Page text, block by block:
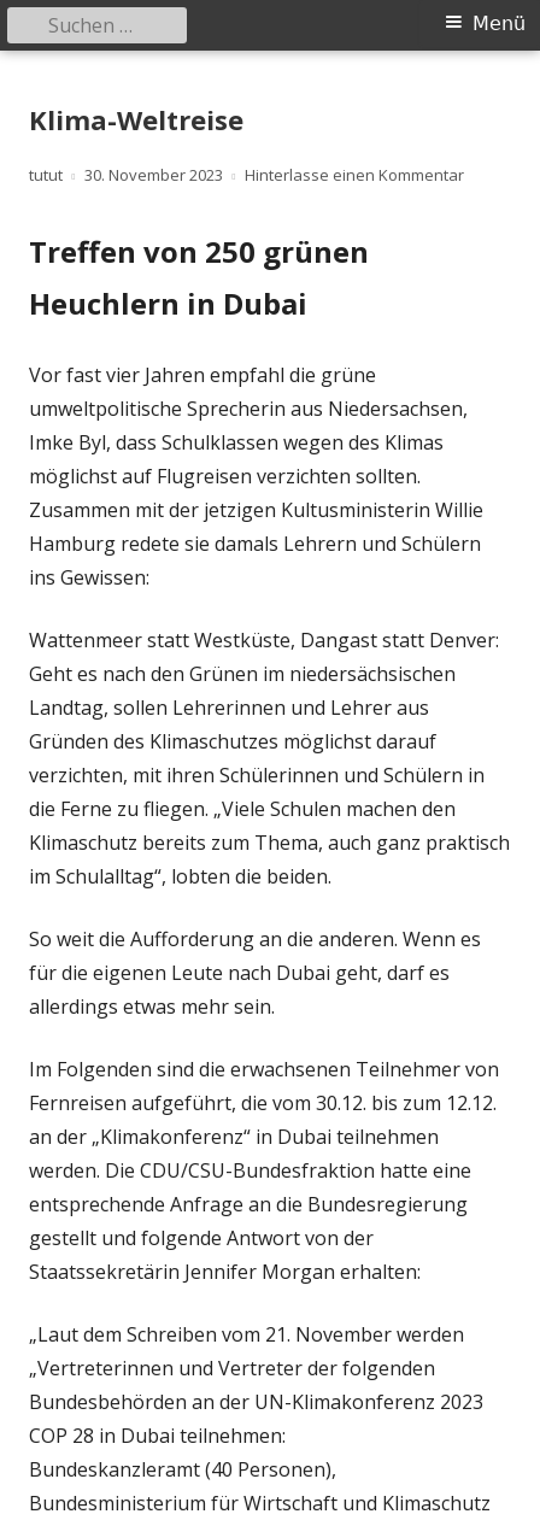
zum
Primäres
Menü
Suchen
nach:
Klima-Weltreise
Autor
tutut
Veröffentlicht
30. November 2023 Hinterlasse einen Kommentarzu Klima-
Treffen von 250 grünen
Heuchlern in Dubai
Vor fast vier Jahren empfahl die grüne
umweltpolitische Sprecherin aus Niedersachsen,
Imke Byl, dass Schulklassen wegen des Klimas
möglichst auf Flugreisen verzichten sollten.
Zusammen mit der jetzigen Kultusministerin Willie
Hamburg redete sie damals Lehrern und Schülern
ins Gewissen:
Wattenmeer statt Westküste, Dangast statt Denver:
Geht es nach den Grünen im niedersächsischen
Landtag, sollen Lehrerinnen und Lehrer aus
Gründen des Klimaschutzes möglichst darauf
verzichten, mit ihren Schülerinnen und Schülern in
die Ferne zu fliegen. „Viele Schulen machen den
Klimaschutz bereits zum Thema, auch ganz praktisch
im Schulalltag“, lobten die beiden.
So weit die Aufforderung an die anderen. Wenn es
für die eigenen Leute nach Dubai geht, darf es
allerdings etwas mehr sein.
Im Folgenden sind die erwachsenen Teilnehmer von
Fernreisen aufgeführt, die vom 30.12. bis zum 12.12.
an der „Klimakonferenz“ in Dubai teilnehmen
werden. Die CDU/CSU-Bundesfraktion hatte eine
entsprechende Anfrage an die Bundesregierung
gestellt und folgende Antwort von der
Staatssekretärin Jennifer Morgan erhalten:
„Laut dem Schreiben vom 21. November werden
„Vertreterinnen und Vertreter der folgenden
Bundesbehörden an der UN-Klimakonferenz 2023
COP 28 in Dubai teilnehmen:
Bundeskanzleramt (40 Personen),
Bundesministerium für Wirtschaft und Klimaschutz